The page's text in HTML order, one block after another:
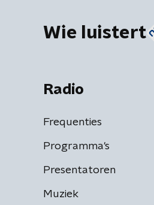
Wie luistert
Radio
Frequenties
Programma's
Presentatoren
Muziek